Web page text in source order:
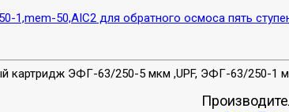
1,mem-50,AIC2 для обратного осмоса пять